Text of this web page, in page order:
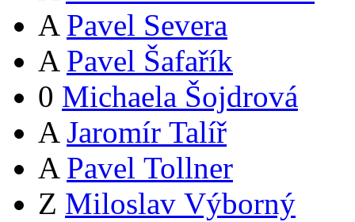
A Pavel Severa
A Pavel Šafařík
0 Michaela Šojdrová
A Jaromír Talíř
A Pavel Tollner
Z Miloslav Výborný